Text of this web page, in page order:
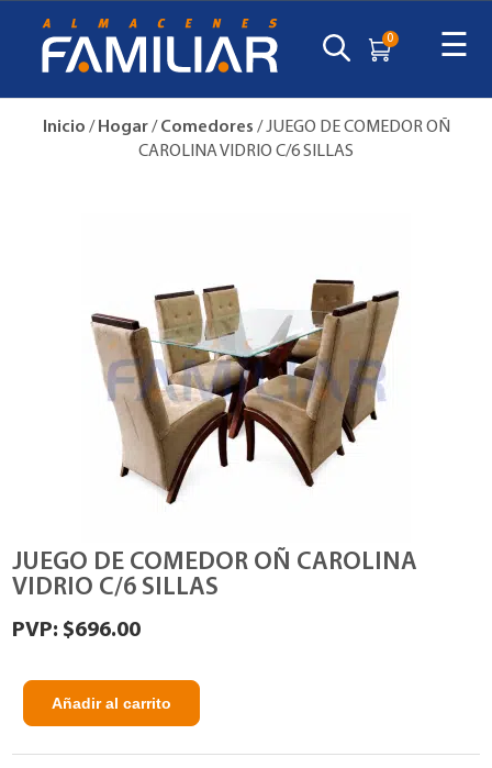
0 ☰
Inicio / Hogar/ Comedores / JUEGO DE COMEDOR OÑ
CAROLINA VIDRIO C/6 SILLAS
JUEGO DE COMEDOR OÑ CAROLINA
VIDRIO C/6 SILLAS
$696.00
JUEGO
Añadir al carrito